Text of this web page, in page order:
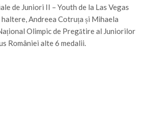
de Juniori II – Youth de la Las Vegas
Andreea Cotruța și Mihaela
Olimpic de Pregătire al Juniorilor
României alte 6 medalii.